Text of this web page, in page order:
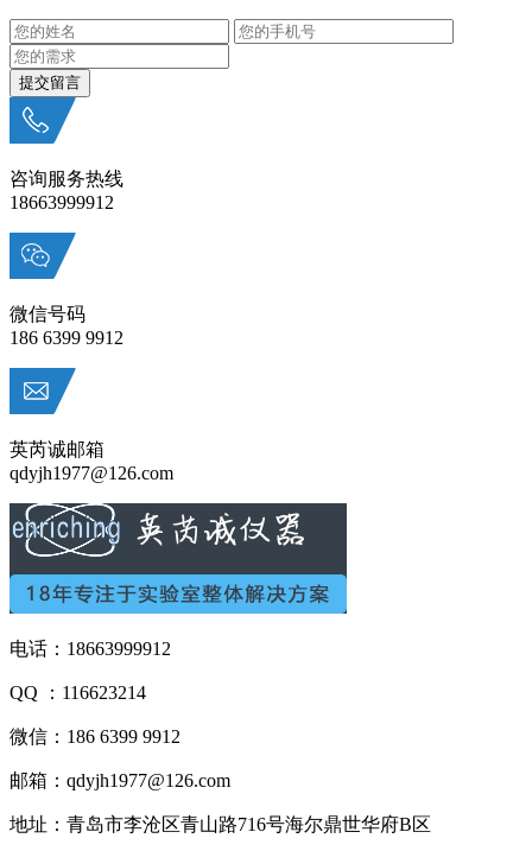
咨询服务热线
18663999912
微信号码
186 6399 9912
英芮诚邮箱
qdyjh1977@126.com
电话：18663999912
QQ ：116623214
微信：186 6399 9912
邮箱：qdyjh1977@126.com
地址：青岛市李沧区青山路716号海尔鼎世华府B区